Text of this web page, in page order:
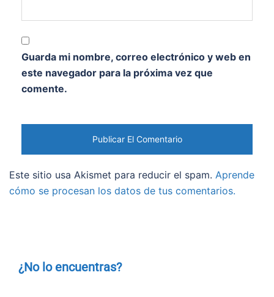
Guarda mi nombre, correo electrónico y web en
este navegador para la próxima vez que
comente.
Este sitio usa Akismet para reducir el spam. Aprende
cómo se procesan los datos de tus comentarios.
¿No lo encuentras?